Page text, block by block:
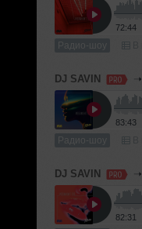
72:44
Радио-шоу
DJ SAVIN ➝
83:43
Радио-шоу
DJ SAVIN ➝
82:31